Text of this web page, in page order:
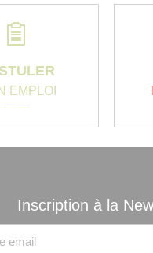
EMPLOI
Inscription à la